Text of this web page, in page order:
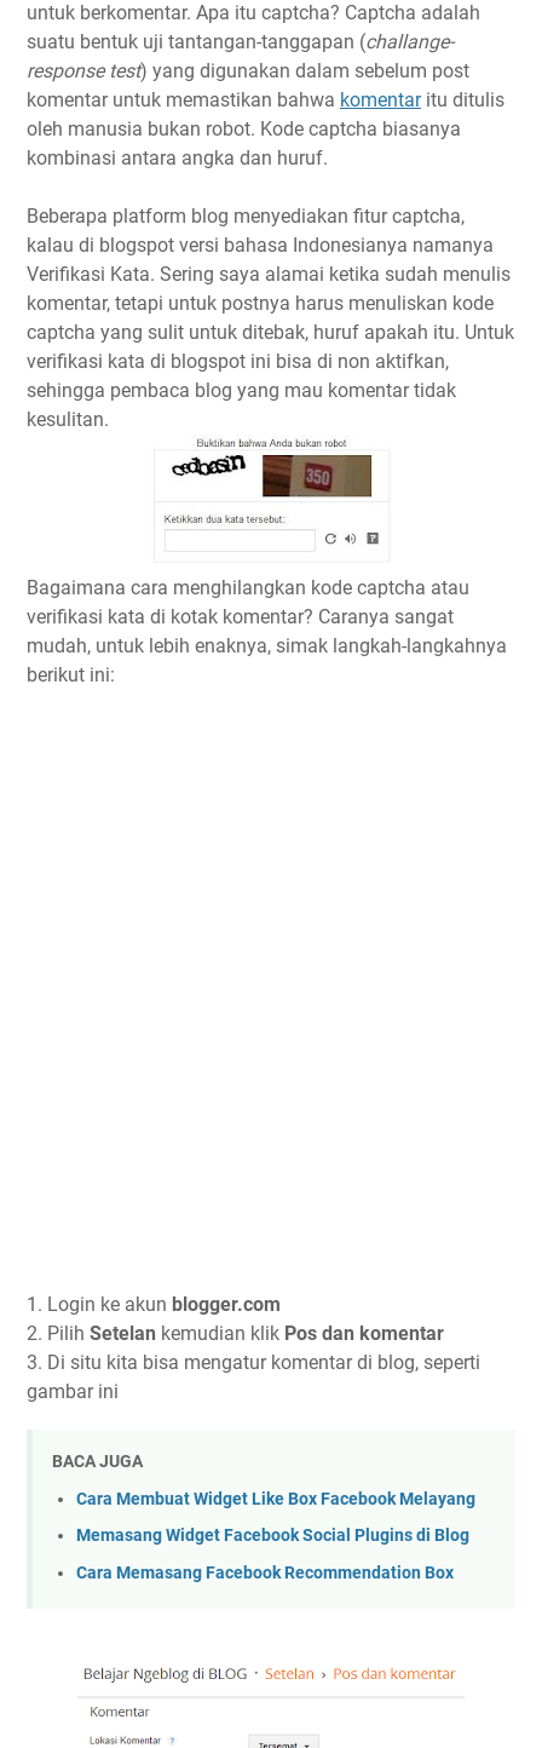
untuk berkomentar. Apa itu captcha? Captcha adalah
suatu bentuk uji tantangan-tanggapan (challange-
response test) yang digunakan dalam sebelum post
komentar untuk memastikan bahwa komentaritu ditulis
oleh manusia bukan robot. Kode captcha biasanya
kombinasi antara angka dan huruf.
Beberapa platform blog menyediakan fitur captcha,
kalau di blogspot versi bahasa Indonesianya namanya
Verifikasi Kata. Sering saya alamai ketika sudah menulis
komentar, tetapi untuk postnya harus menuliskan kode
captcha yang sulit untuk ditebak, huruf apakah itu. Untuk
verifikasi kata di blogspot ini bisa di non aktifkan,
sehingga pembaca blog yang mau komentar tidak
kesulitan.
Bagaimana cara menghilangkan kode captcha atau
verifikasi kata di kotak komentar? Caranya sangat
mudah, untuk lebih enaknya, simak langkah-langkahnya
berikut ini:
1. Login ke akun blogger.com
2. Pilih Setelan kemudian klik Pos dan komentar
3. Di situ kita bisa mengatur komentar di blog, seperti
gambar ini
BACA JUGA
Cara Membuat Widget Like Box Facebook Melayang
Memasang Widget Facebook Social Plugins di Blog
Cara Memasang Facebook Recommendation Box